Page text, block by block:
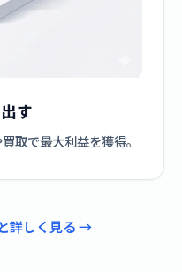
す
取で最大利益を獲得。
詳しく見る →